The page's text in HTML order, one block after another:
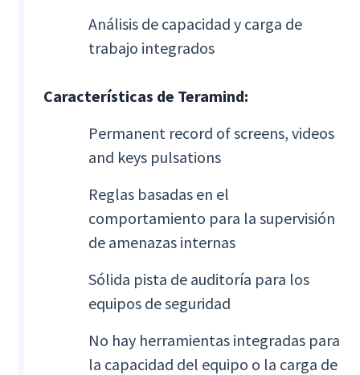
Análisis de capacidad y carga de
trabajo integrados
Características de Teramind:
Permanent record of screens, videos
and keys pulsations
Reglas basadas en el
comportamiento para la supervisión
de amenazas internas
Sólida pista de auditoría para los
equipos de seguridad
No hay herramientas integradas para
la capacidad del equipo o la carga de